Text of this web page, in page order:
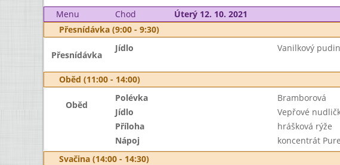
Menu Chod Úterý 12. 10. 2021
Přesnídávka (9:00 - 9:30)
Přesnídávka
Jídlo Vanilkový
Oběd (11:00 - 14:00)
Oběd
Polévka Bramborová
Jídlo
Vepřové
Příloha
hrášková rýže
Nápoj
koncentrát
Svačina (14:00 - 14:30)